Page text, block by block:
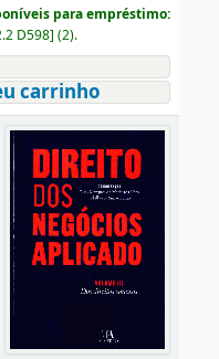
para empréstimo:
D598] (2).
carrinho